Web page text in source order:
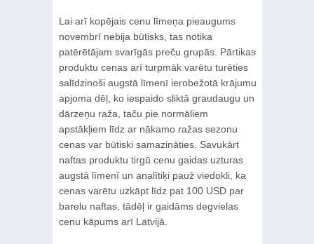
Lai arī kopējais cenu līmeņa pieaugums
novembrī nebija būtisks, tas notika
patērētājam svarīgās preču grupās. Pārtikas
produktu cenas arī turpmāk varētu turēties
salīdzinoši augstā līmenī ierobežotā krājumu
apjoma dēļ, ko iespaido sliktā graudaugu un
dārzeņu raža, taču pie normāliem
apstākļiem līdz ar nākamo ražas sezonu
cenas var būtiski samazināties. Savukārt
naftas produktu tirgū cenu gaidas uzturas
augstā līmenī un analītiķi pauž viedokli, ka
cenas varētu uzkāpt līdz pat 100 USD par
barelu naftas, tādēļ ir gaidāms degvielas
cenu kāpums arī Latvijā.